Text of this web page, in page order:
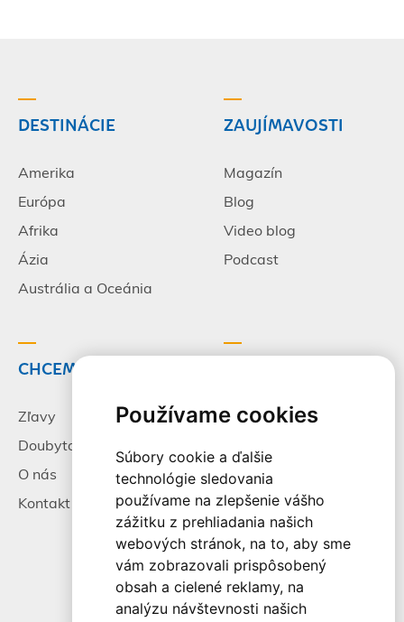
Používame cookies
Súbory cookie a ďalšie
technológie sledovania
používame na zlepšenie vášho
zážitku z prehliadania našich
webových stránok, na to, aby sme
vám zobrazovali prispôsobený
obsah a cielené reklamy, na
analýzu návštevnosti našich
DESTINÁCIE
Amerika
Európa
Afrika
Ázia
Austrália a Oceánia
ZAUJÍMAVOSTI
Magazín
Blog
Video blog
Podcast
CHCEM CESTOVAŤ
Zľavy
Doubytovanie
O nás
Kontakt
Pracovné príležitosti
Všeobecné zmluvné
podmienky
Alternatívne riešenie
sporov
Spracovanie osobných
údajov